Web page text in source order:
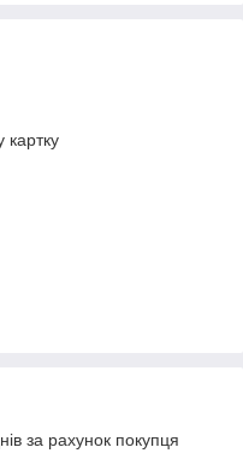
картку
за рахунок покупця